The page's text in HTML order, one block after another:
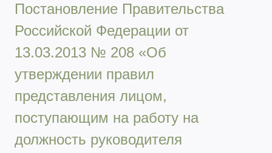
Постановление Правительства
Российской Федерации от
13.03.2013 № 208 «Об
утверждении правил
представления лицом,
поступающим на работу на
должность руководителя